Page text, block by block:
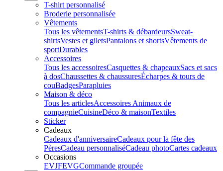
T-shirt personnalisé
Broderie personnalisée
Vêtements
Tous les vêtementsT-shirts & débardeursSweat-
shirtsVestes et giletsPantalons et shortsVêtements de
sportDurables
Accessoires
Tous les accessoiresCasquettes & chapeauxSacs et sacs
à dosChaussettes & chaussuresÉcharpes & tours de
couBadgesParapluies
Maison & déco
Tous les articlesAccessoires Animaux de
compagnieCuisineDéco & maisonTextiles
Sticker
Cadeaux
Cadeaux d'anniversaireCadeaux pour la fête des
PèresCadeau personnaliséCadeau photoCartes cadeaux
Occasions
EVJFEVGCommande groupée